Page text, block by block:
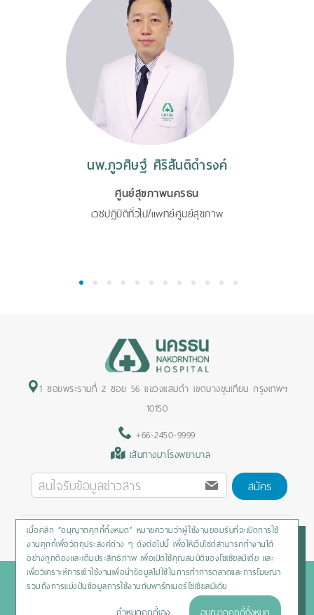
นพ.ภูวศิษฐ์ ศิริสันติดำรงค์
ศูนย์สุขภาพนครธน
เวชปฏิบัติทั่วไป/แพทย์ศูนย์สุขภาพ
1 2 3 4 5 6 7 8 9 10 11 12
1 ซอยพระรามที่ 2 ซอย 56 แขวงแสมดำ เขตบางขุนเทียน กรุงเทพฯ
10150
+66-2450-9999
เส้นทางมาโรงพยาบาล
สมัคร
Privacy Policy/Cookies Policy/Sitemap/สิทธิผู้ป่วย
Copyright © 2020 Nakornthon Hospital. All rights reserved
เมื่อคลิก “อนุญาตคุกกี้ทั้งหมด” หมายความว่าผู้ใช้งานยอมรับที่จะเปิดการใช้
งานคุกกี้เพื่อวัตถุประสงค์ต่าง ๆ ดังต่อไปนี้ เพื่อให้เว็บไซต์สามารถทำงานได้
อย่างถูกต้องและเต็มประสิทธิภาพ เพื่อเปิดใช้คุณสมบัติของโซเชียลมีเดีย และ
เพื่อวิเคราะห์การเข้าใช้งานเพื่อนำข้อมูลไปใช้ในการทำการตลาดและการโฆษณา
รวมถึงการแบ่งปันข้อมูลการใช้งานกับพาร์ทเนอร์โซเชียลมีเดีย